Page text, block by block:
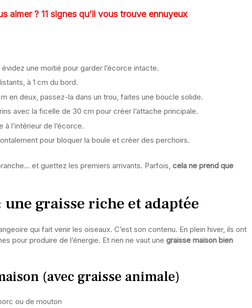
aimer ? 11 signes qu’il vous trouve ennuyeux
une moitié pour garder l’écorce intacte.
à 1 cm du bord.
en deux, passez-la dans un trou, faites une boucle solide.
avec la ficelle de 30 cm pour créer l’attache principale.
l’intérieur de l’écorce.
pour bloquer la boule et créer des perchoirs.
et guettez les premiers arrivants. Parfois, cela ne prend que
graisse riche et adaptée
qui fait venir les oiseaux. C’est son contenu. En plein hiver, ils ont
pour produire de l’énergie. Et rien ne vaut une graisse maison bien
(avec graisse animale)
ou de mouton